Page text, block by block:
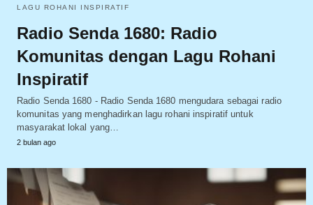
LAGU ROHANI INSPIRATIF
Radio Senda 1680: Radio
Komunitas dengan Lagu Rohani
Inspiratif
Radio Senda 1680 - Radio Senda 1680 mengudara sebagai radio
komunitas yang menghadirkan lagu rohani inspiratif untuk
masyarakat lokal yang…
2 bulan ago